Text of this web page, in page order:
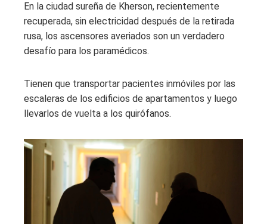
En la ciudad sureña de Kherson, recientemente
recuperada, sin electricidad después de la retirada
rusa, los ascensores averiados son un verdadero
desafío para los paramédicos.
Tienen que transportar pacientes inmóviles por las
escaleras de los edificios de apartamentos y luego
llevarlos de vuelta a los quirófanos.